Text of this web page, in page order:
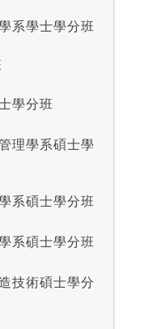
系學士學分班
學分班
理學系碩士學
系碩士學分班
系碩士學分班
技術碩士學分